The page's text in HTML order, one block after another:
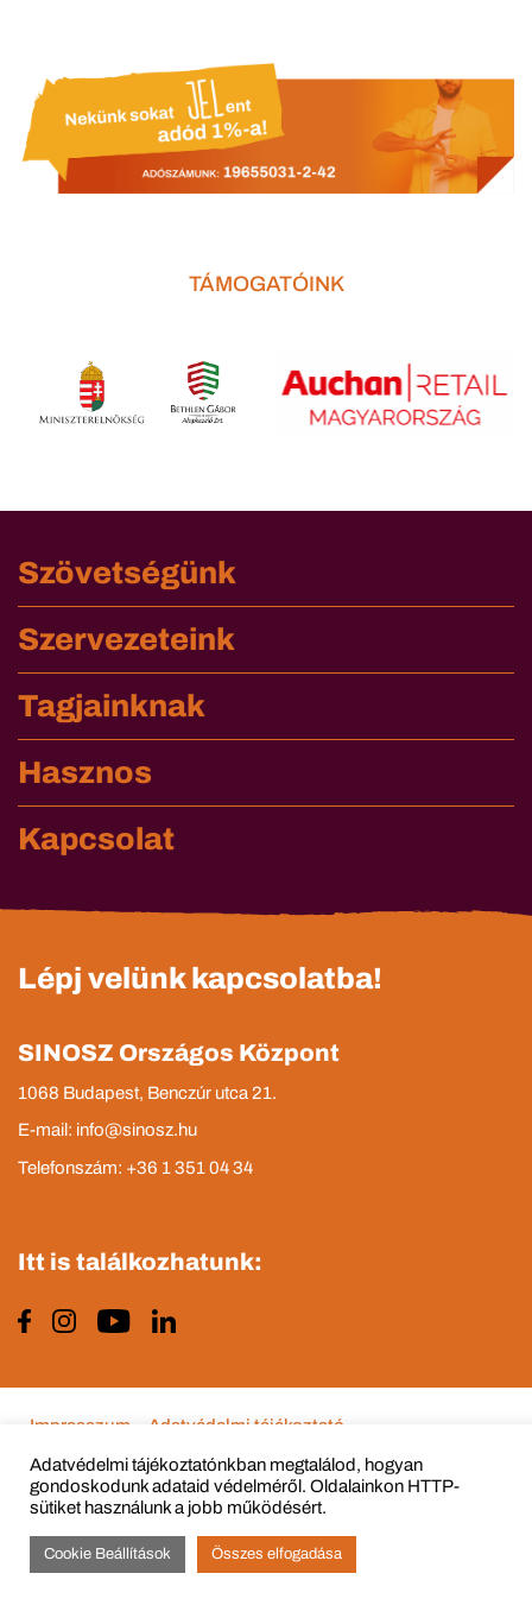
TÁMOGATÓINK
Szövetségünk
Szervezeteink
Tagjainknak
Hasznos
Kapcsolat
Lépj velünk kapcsolatba!
SINOSZ Országos Központ
1068 Budapest, Benczúr utca 21.
E-mail: info@sinosz.hu
Telefonszám: +36 1 351 04 34
Itt is találkozhatunk:
© Copyright 2015 - 2022 All Rights Reserved
Impresszum Adatvédelmi tájékoztató
Adatvédelmi tájékoztatónkban megtalálod, hogyan
gondoskodunk adataid védelméről. Oldalainkon HTTP-
sütiket használunk a jobb működésért.
Cookie Beállítások Összes elfogadása